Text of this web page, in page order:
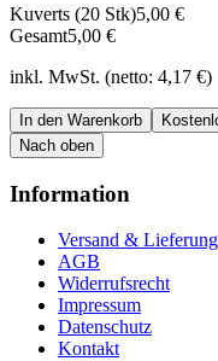
Kuverts (20 Stk)5,00 €
Gesamt5,00 €
inkl. MwSt. (netto: 4,17 €)
In den Warenkorb
Nach oben
Information
Versand & Lieferung
AGB
Widerrufsrecht
Impressum
Datenschutz
Kontakt